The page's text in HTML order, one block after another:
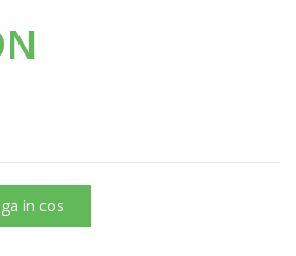
in cos